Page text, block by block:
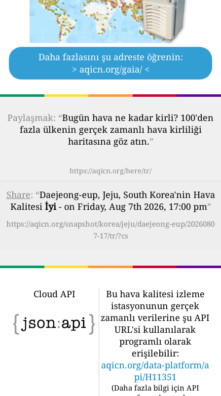
Daha fazlasını şu adreste öğrenin:
> aqicn.org/gaia/ <
Paylaşmak: “Bugün hava ne kadar kirli? 100'den
fazla ülkenin gerçek zamanlı hava kirliliği
haritasına göz atın.”
https://aqicn.org/here/tr/
Share: “Daejeong-eup, Jeju, South Korea'nin Hava
Kalitesi İyi- on Friday, Aug 7th 2026, 17:00 pm”
https://aqicn.org/snapshot/korea/jeju/daejeong-eup/2026080
7-17/tr/?cs
Cloud API
Bu hava kalitesi izleme
istasyonunun gerçek
zamanlı verilerine şu API
URL'si kullanılarak
programlı olarak
erişilebilir:
aqicn.org/data-platform/a
pi/H11351
(Daha fazla bilgi için API